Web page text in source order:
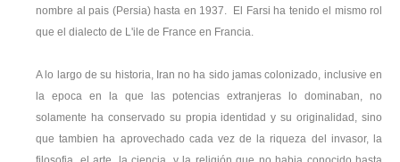
nombre al pais (Persia) hasta en 1937. El Farsi ha tenido el mismo rol
que el dialecto de L'ile de France en Francia.
A lo largo de su historia, Iran no ha sido jamas colonizado, inclusive en
la epoca en la que las potencias extranjeras lo dominaban, no
solamente ha conservado su propia identidad y su originalidad, sino
que tambien ha aprovechado cada vez de la riqueza del invasor, la